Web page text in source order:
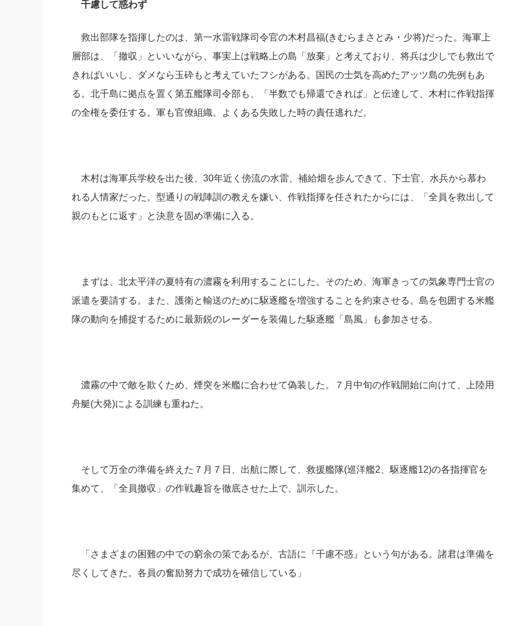
千慮して惑わず
救出部隊を指揮したのは、第一水雷戦隊司令官の木村昌福(きむらまさとみ・少将)だった。海軍上
層部は、「撤収」といいながら、事実上は戦略上の島「放棄」と考えており、将兵は少しでも救出で
きればいいし、ダメなら玉砕もと考えていたフシがある。国民の士気を高めたアッツ島の先例もあ
る。北千島に拠点を置く第五艦隊司令部も、「半数でも帰還できれば」と伝達して、木村に作戦指揮
の全権を委任する。軍も官僚組織。よくある失敗した時の責任逃れだ。
木村は海軍兵学校を出た後、30年近く傍流の水雷、補給畑を歩んできて、下士官、水兵から慕わ
れる人情家だった。型通りの戦陣訓の教えを嫌い、作戦指揮を任されたからには、「全員を救出して
親のもとに返す」と決意を固め準備に入る。
まずは、北太平洋の夏特有の濃霧を利用することにした。そのため、海軍きっての気象専門士官の
派遣を要請する。また、護衛と輸送のために駆逐艦を増強することを約束させる。島を包囲する米艦
隊の動向を捕捉するために最新鋭のレーダーを装備した駆逐艦「島風」も参加させる。
濃霧の中で敵を欺くため、煙突を米艦に合わせて偽装した。７月中旬の作戦開始に向けて、上陸用
舟艇(大発)による訓練も重ねた。
そして万全の準備を終えた７月７日、出航に際して、救援艦隊(巡洋艦2、駆逐艦12)の各指揮官を
集めて、「全員撤収」の作戦趣旨を徹底させた上で、訓示した。
「さまざまの困難の中での窮余の策であるが、古語に『千慮不惑』という句がある。諸君は準備を
尽くしてきた。各員の奮励努力で成功を確信している」